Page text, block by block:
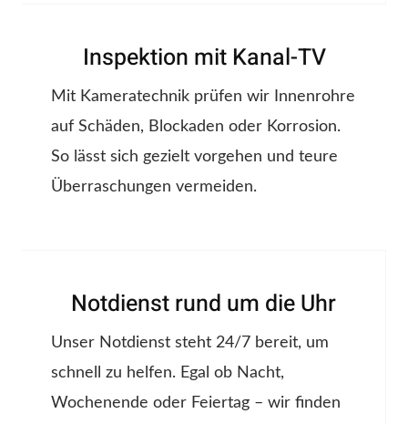
Inspektion mit Kanal-TV
Mit Kameratechnik prüfen wir Innenrohre
auf Schäden, Blockaden oder Korrosion.
So lässt sich gezielt vorgehen und teure
Überraschungen vermeiden.
Notdienst rund um die Uhr
Unser Notdienst steht 24/7 bereit, um
schnell zu helfen. Egal ob Nacht,
Wochenende oder Feiertag – wir finden